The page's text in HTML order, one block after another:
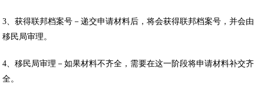
3、获得联邦档案号－递交申请材料后，将会获得联邦档案号，并会由
移民局审理。
4、移民局审理－如果材料不齐全，需要在这一阶段将申请材料补交齐
全。